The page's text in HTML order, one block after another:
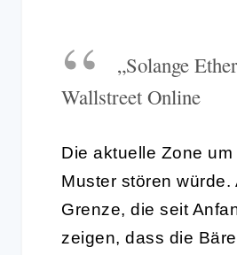
„Solange
Wallstreet Online
Die aktuelle Zone
Muster stören
Grenze, die seit
zeigen, dass die